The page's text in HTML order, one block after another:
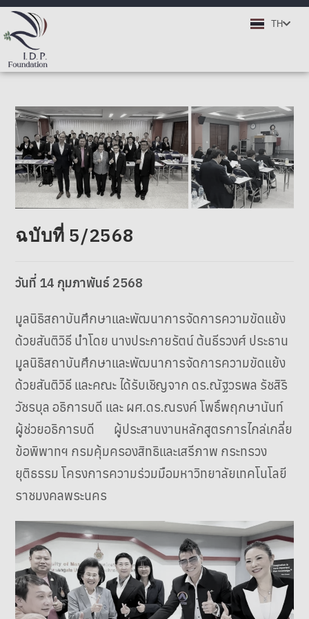
TH
EN
DE
ฉบับที่ 5/2568
วันที่ 14 กุมภาพันธ์ 2568
มูลนิธิสถาบันศึกษาและพัฒนาการจัดการความขัดแย้ง
ด้วยสันติวิธี นำโดย นางประกายรัตน์ ต้นธีรวงศ์ ประธาน
มูลนิธิสถาบันศึกษาและพัฒนาการจัดการความขัดแย้ง
ด้วยสันติวิธี และคณะ ได้รับเชิญจาก ดร.ณัฐวรพล รัชสิริ
วัชรบุล อธิการบดี และ ผศ.ดร.ณรงค์ โพธิ์พฤกษานันท์
ผู้ช่วยอธิการบดี ผู้ประสานงานหลักสูตรการไกล่เกลี่ย
ข้อพิพาทฯ กรมคุ้มครองสิทธิและเสรีภาพ กระทรวง
ยุติธรรม โครงการความร่วมมือมหาวิทยาลัยเทคโนโลยี
ราชมงคลพระนคร